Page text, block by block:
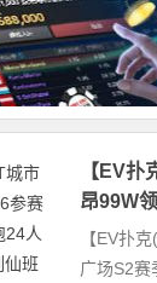
【EV
昂99W
【EV扑
广场S2赛